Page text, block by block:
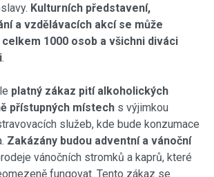
Kulturních představení,
a vzdělávacích akcí se může
1000 osob a všichni diváci
.
platný zákaz pití alkoholických
přístupných místech s výjimkou
služeb, kde bude konzumace
Zakázány budou adventní a vánoční
vánočních stromků a kaprů, které
fungovat. Tento zákaz se